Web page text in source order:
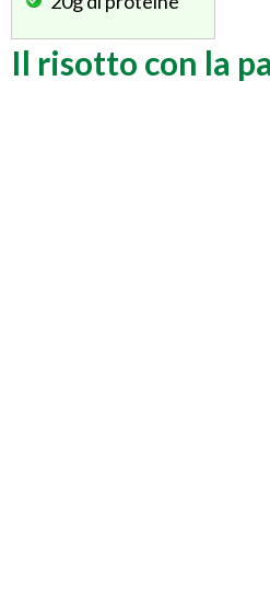
Il risotto con la